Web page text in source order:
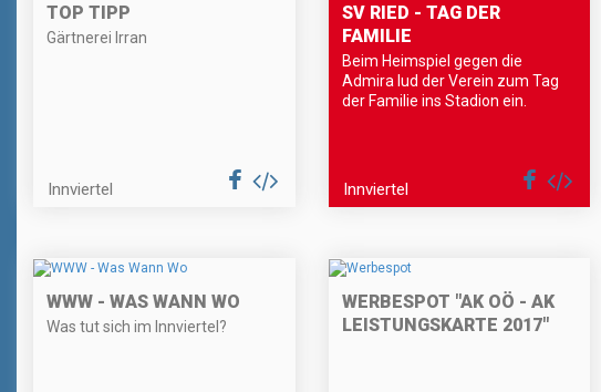
TOP TIPP
Gärtnerei Irran
Innviertel
SV RIED - TAG DER
FAMILIE
Beim Heimspiel gegen die
Admira lud der Verein zum Tag
der Familie ins Stadion ein.
Innviertel
WWW - WAS WANN WO
Was tut sich im Innviertel?
WERBESPOT "AK OÖ - AK
LEISTUNGSKARTE 2017"